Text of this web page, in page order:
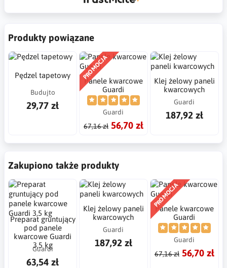
Produkty powiązane
Pędzel tapetowy
Budujto
29,77 zł
PROMOCJA
Panele kwarcowe
Guardi
Guardi
67,16 zł 56,70 zł
Klej żelowy paneli
kwarcowych
Guardi
187,92 zł
Zakupiono także produkty
Preparat gruntujący
pod panele
kwarcowe Guardi
3,5 kg
Guardi
63,54 zł
Klej żelowy paneli
kwarcowych
Guardi
187,92 zł
PROMOCJA
Panele kwarcowe
Guardi
Guardi
67,16 zł 56,70 zł